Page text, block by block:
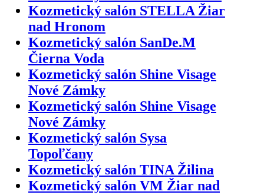
Kozmetický salón STELLA Žiar
nad Hronom
Kozmetický salón SanDe.M
Čierna Voda
Kozmetický salón Shine Visage
Nové Zámky
Kozmetický salón Shine Visage
Nové Zámky
Kozmetický salón Sysa
Topoľčany
Kozmetický salón TINA Žilina
Kozmetický salón VM Žiar nad